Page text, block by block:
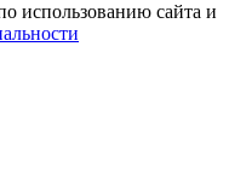
использованию сайта и